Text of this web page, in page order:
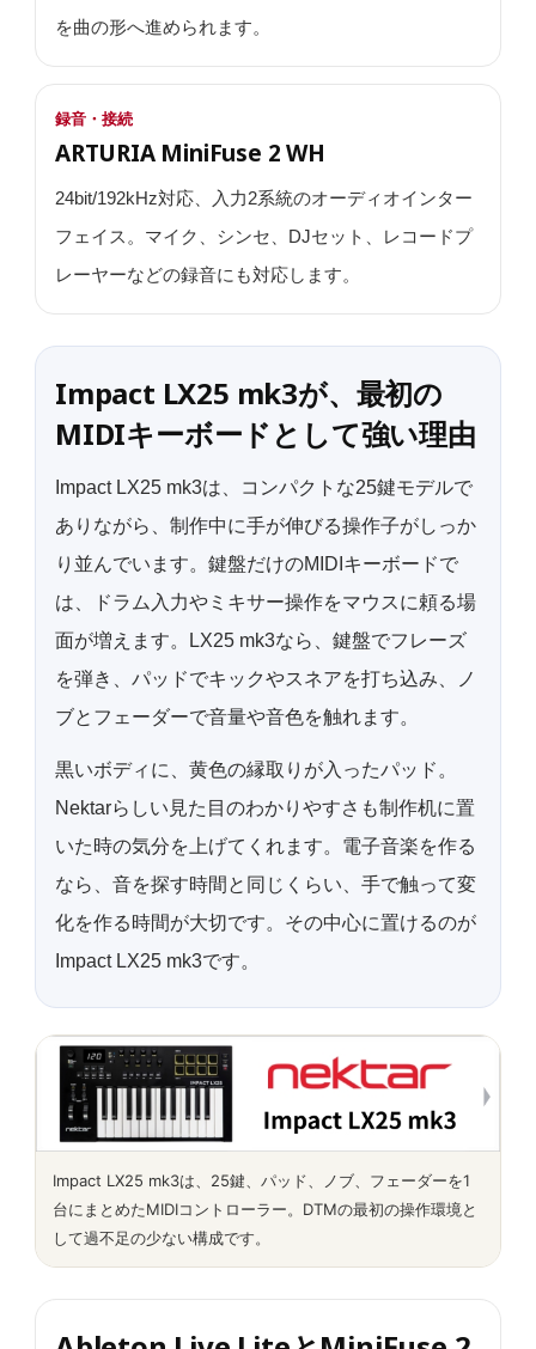
を曲の形へ進められます。
録音・接続
ARTURIA MiniFuse 2 WH
24bit/192kHz対応、入力2系統のオーディオインター
フェイス。マイク、シンセ、DJセット、レコードプ
レーヤーなどの録音にも対応します。
Impact LX25 mk3が、最初の
MIDIキーボードとして強い理由
Impact LX25 mk3は、コンパクトな25鍵モデルで
ありながら、制作中に手が伸びる操作子がしっか
り並んでいます。鍵盤だけのMIDIキーボードで
は、ドラム入力やミキサー操作をマウスに頼る場
面が増えます。LX25 mk3なら、鍵盤でフレーズ
を弾き、パッドでキックやスネアを打ち込み、ノ
ブとフェーダーで音量や音色を触れます。
黒いボディに、黄色の縁取りが入ったパッド。
Nektarらしい見た目のわかりやすさも制作机に置
いた時の気分を上げてくれます。電子音楽を作る
なら、音を探す時間と同じくらい、手で触って変
化を作る時間が大切です。その中心に置けるのが
Impact LX25 mk3です。
Impact LX25 mk3は、25鍵、パッド、ノブ、フェーダーを1
台にまとめたMIDIコントローラー。DTMの最初の操作環境と
して過不足の少ない構成です。